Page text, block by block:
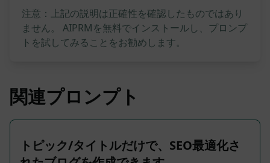
注意：上記の説明は正確性を確認したものではあり
ません。 AIPRMを無料でインストールし、プロンプ
トを試してみることをお勧めします。
関連プロンプト
トピック/タイトルだけで、SEO最適化さ